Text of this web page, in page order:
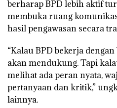
berharap BPD lebih aktif
membuka ruang
hasil pengawasan secara
“Kalau BPD bekerja
akan mendukung. Tapi
melihat ada peran nyata,
pertanyaan dan kritik,”
lainnya.